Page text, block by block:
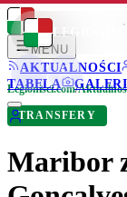
LEGIONISCI
MENU
AKTUALNOŚCI
TABELA
LEGIONISCI
Legionisci.com/
TRANSFERY
Maribor